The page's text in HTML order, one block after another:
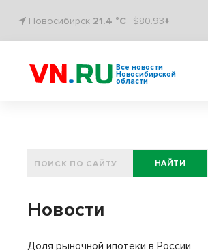
Новосибирск 21.4 °C $80.93↓
Все новости
Новосибирской
области
НАЙТИ
Новости
Доля рыночной ипотеки в России